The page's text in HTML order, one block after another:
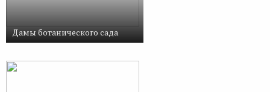
Дамы ботанического сада